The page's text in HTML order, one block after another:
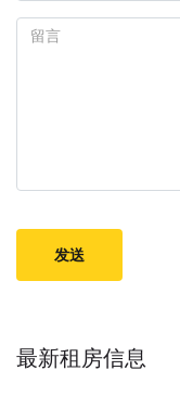
最新租房信息